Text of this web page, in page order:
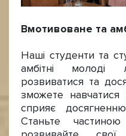
Вмотивоване та
Наші студенти та
амбітні молоді
розвиватися та
зможете
сприяє
Станьте